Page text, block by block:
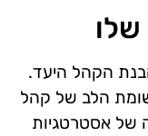
הקהל היעד.
הלב של קהל
של אסטרטגיות